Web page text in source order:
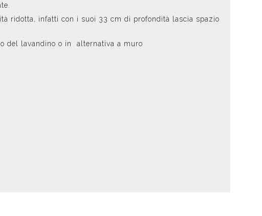
ridotta, infatti con i suoi 33 cm di profondità lascia spazio
del lavandino o in alternativa a muro